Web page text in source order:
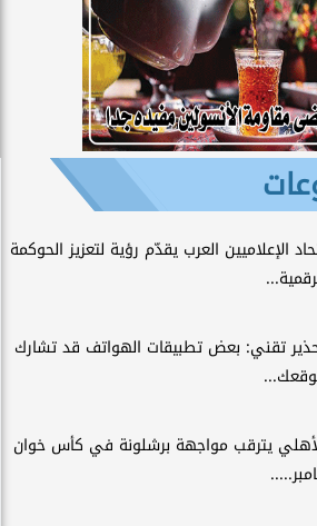
الإعلاميين العرب يقدّم رؤية لتعزيز الحوكمة
تقني: بعض تطبيقات الهواتف قد تشارك
يترقب مواجهة برشلونة في كأس خوان